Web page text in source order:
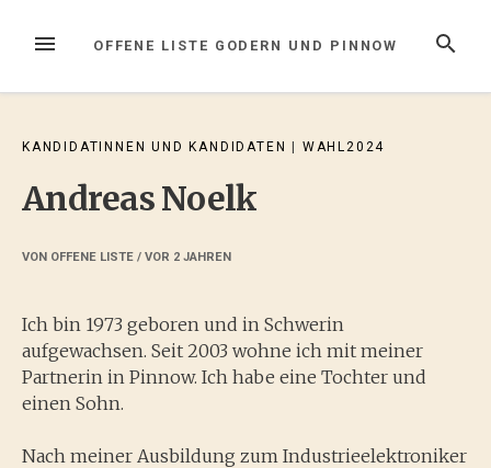
InhaltMENÜ SUCHE
OFFENE LISTE GODERN UND PINNOW
KANDIDATINNEN UND KANDIDATEN WAHL2024
Andreas Noelk
VON OFFENE LISTE / VOR 2 JAHREN
Ich bin 1973 geboren und in Schwerin
aufgewachsen. Seit 2003 wohne ich mit meiner
Partnerin in Pinnow. Ich habe eine Tochter und
einen Sohn.
Nach meiner Ausbildung zum Industrieelektroniker